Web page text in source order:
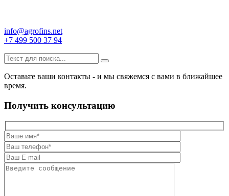
info@agrofins.net
+7 499 500 37 94
Оставьте ваши контакты - и мы свяжемся с вами в ближайшее
время.
Получить консультацию